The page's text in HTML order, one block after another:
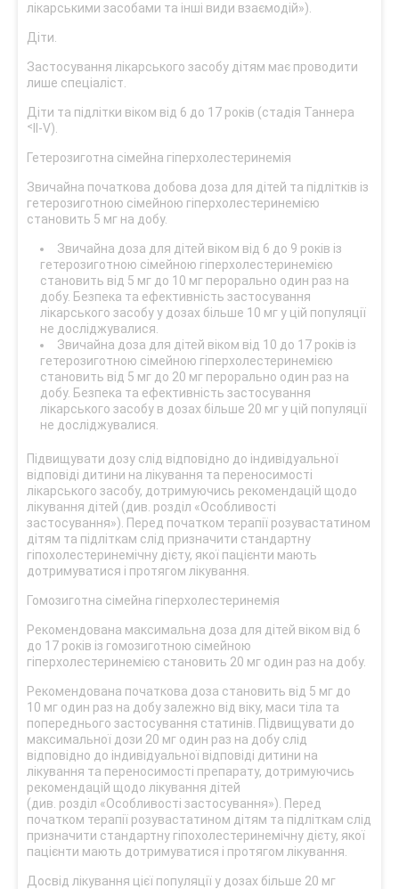
лікарськими засобами та інші види взаємодій»).
Діти.
Застосування лікарського засобу дітям має проводити
лише спеціаліст.
Діти та підлітки віком від 6 до 17 років (стадія Таннера
˂ІІ-V).
Гетерозиготна сімейна гіперхолестеринемія
Звичайна початкова добова доза для дітей та підлітків із
гетерозиготною сімейною гіперхолестеринемією
становить 5 мг на добу.
Звичайна доза для дітей віком від 6 до 9 років із
гетерозиготною сімейною гіперхолестеринемією
становить від 5 мг до 10 мг перорально один раз на
добу. Безпека та ефективність застосування
лікарського засобу у дозах більше 10 мг у цій популяції
не досліджувалися.
Звичайна доза для дітей віком від 10 до 17 років із
гетерозиготною сімейною гіперхолестеринемією
становить від 5 мг до 20 мг перорально один раз на
добу. Безпека та ефективність застосування
лікарського засобу в дозах більше 20 мг у цій популяції
не досліджувалися.
Підвищувати дозу слід відповідно до індивідуальної
відповіді дитини на лікування та переносимості
лікарського засобу, дотримуючись рекомендацій щодо
лікування дітей (див. розділ «Особливості
застосування»). Перед початком терапії розувастатином
дітям та підліткам слід призначити стандартну
гіпохолестеринемічну дієту, якої пацієнти мають
дотримуватися і протягом лікування.
Гомозиготна сімейна гіперхолестеринемія
Рекомендована максимальна доза для дітей віком від 6
до 17 років із гомозиготною сімейною
гіперхолестеринемією становить 20 мг один раз на добу.
Рекомендована початкова доза становить від 5 мг до
10 мг один раз на добу залежно від віку, маси тіла та
попереднього застосування статинів. Підвищувати до
максимальної дози 20 мг один раз на добу слід
відповідно до індивідуальної відповіді дитини на
лікування та переносимості препарату, дотримуючись
рекомендацій щодо лікування дітей
(див. розділ «Особливості застосування»). Перед
початком терапії розувастатином дітям та підліткам слід
призначити стандартну гіпохолестеринемічну дієту, якої
пацієнти мають дотримуватися і протягом лікування.
Досвід лікування цієї популяції у дозах більше 20 мг